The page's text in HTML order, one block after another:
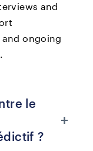
and
ongoing
le
?
+